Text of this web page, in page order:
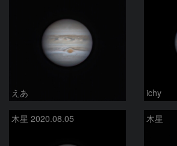
えあ ichy
木星 2020.08.05 木星